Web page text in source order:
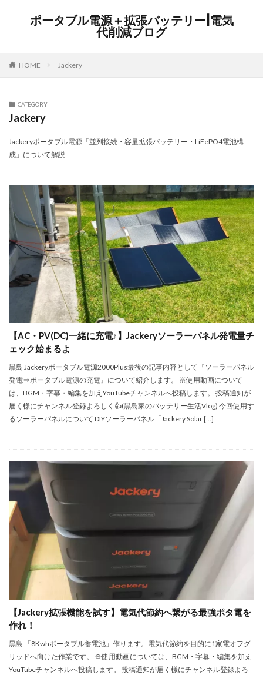
ポータブル電源＋拡張バッテリー|電気
代削減ブログ
HOME Jackery
CATEGORY
Jackery
Jackeryポータブル電源「並列接続・容量拡張バッテリー・LiFePO4電池構
成」について解説
【AC・PV(DC)一緒に充電♪】Jackeryソーラーパネル発電量チ
ェック始まるよ
黒島 Jackeryポータブル電源2000Plus最後の記事内容として『ソーラーパネル
発電⇒ポータブル電源の充電』について紹介します。 ※使用動画について
は、BGM・字幕・編集を加えYouTubeチャンネルへ投稿します。 投稿通知が
届く様にチャンネル登録よろしく👍(黒島家のバッテリー生活Vlog) 今回使用す
るソーラーパネルについて DIYソーラーパネル「Jackery Solar […]
【Jackery拡張機能を試す】電気代節約へ繋がる最強ポタ電を
作れ！
黒島 「8Kwhポータブル蓄電池」作ります。電気代節約を目的に1家電オフグ
リッドへ向けた作業です。 ※使用動画については、BGM・字幕・編集を加え
YouTubeチャンネルへ投稿します。 投稿通知が届く様にチャンネル登録よろ